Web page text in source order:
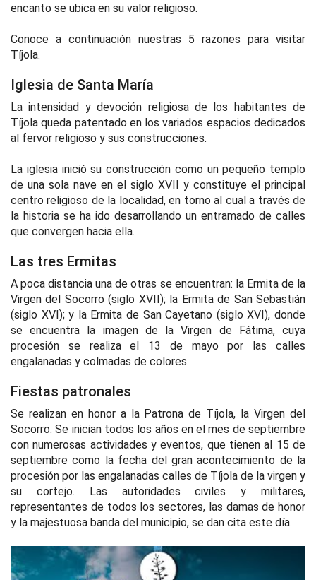
encanto se ubica en su valor religioso.
Conoce a continuación nuestras 5 razones para visitar
Tíjola.
Iglesia de Santa María
La intensidad y devoción religiosa de los habitantes de
Tíjola queda patentado en los variados espacios dedicados
al fervor religioso y sus construcciones.
La iglesia inició su construcción como un pequeño templo
de una sola nave en el siglo XVII y constituye el principal
centro religioso de la localidad, en torno al cual a través de
la historia se ha ido desarrollando un entramado de calles
que convergen hacia ella.
Las tres Ermitas
A poca distancia una de otras se encuentran: la Ermita de la
Virgen del Socorro (siglo XVII); la Ermita de San Sebastián
(siglo XVI); y la Ermita de San Cayetano (siglo XVI), donde
se encuentra la imagen de la Virgen de Fátima, cuya
procesión se realiza el 13 de mayo por las calles
engalanadas y colmadas de colores.
Fiestas patronales
Se realizan en honor a la Patrona de Tíjola, la Virgen del
Socorro. Se inician todos los años en el mes de septiembre
con numerosas actividades y eventos, que tienen al 15 de
septiembre como la fecha del gran acontecimiento de la
procesión por las engalanadas calles de Tíjola de la virgen y
su cortejo. Las autoridades civiles y militares,
representantes de todos los sectores, las damas de honor
y la majestuosa banda del municipio, se dan cita este día.